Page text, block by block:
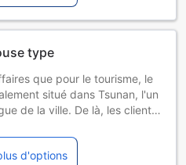
type
que pour le tourisme, le
situé dans Tsunan, l'un
de la ville. De là, les clients
dynamique. Grâce à son
permet de se rendre
d'options